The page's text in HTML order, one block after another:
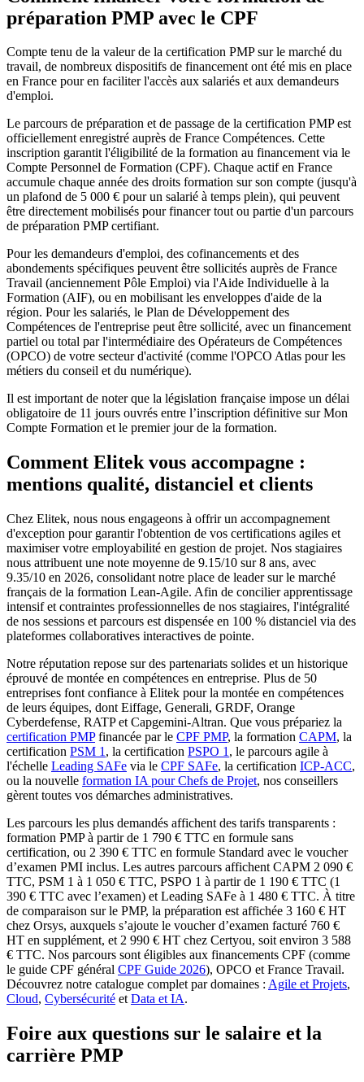
préparation PMP avec le CPF
Compte tenu de la valeur de la certification PMP sur le marché du
travail, de nombreux dispositifs de financement ont été mis en place
en France pour en faciliter l'accès aux salariés et aux demandeurs
d'emploi.
Le parcours de préparation et de passage de la certification PMP est
officiellement enregistré auprès de France Compétences. Cette
inscription garantit l'éligibilité de la formation au financement via le
Compte Personnel de Formation (CPF). Chaque actif en France
accumule chaque année des droits formation sur son compte (jusqu'à
un plafond de 5 000 € pour un salarié à temps plein), qui peuvent
être directement mobilisés pour financer tout ou partie d'un parcours
de préparation PMP certifiant.
Pour les demandeurs d'emploi, des cofinancements et des
abondements spécifiques peuvent être sollicités auprès de France
Travail (anciennement Pôle Emploi) via l'Aide Individuelle à la
Formation (AIF), ou en mobilisant les enveloppes d'aide de la
région. Pour les salariés, le Plan de Développement des
Compétences de l'entreprise peut être sollicité, avec un financement
partiel ou total par l'intermédiaire des Opérateurs de Compétences
(OPCO) de votre secteur d'activité (comme l'OPCO Atlas pour les
métiers du conseil et du numérique).
Il est important de noter que la législation française impose un délai
obligatoire de 11 jours ouvrés entre l’inscription définitive sur Mon
Compte Formation et le premier jour de la formation.
Comment Elitek vous accompagne :
mentions qualité, distanciel et clients
Chez Elitek, nous nous engageons à offrir un accompagnement
d'exception pour garantir l'obtention de vos certifications agiles et
maximiser votre employabilité en gestion de projet. Nos stagiaires
nous attribuent une note moyenne de 9.15/10 sur 8 ans, avec
9.35/10 en 2026, consolidant notre place de leader sur le marché
français de la formation Lean-Agile. Afin de concilier apprentissage
intensif et contraintes professionnelles de nos stagiaires, l'intégralité
de nos sessions et parcours est dispensée en 100 % distanciel via des
plateformes collaboratives interactives de pointe.
Notre réputation repose sur des partenariats solides et un historique
éprouvé de montée en compétences en entreprise. Plus de 50
entreprises font confiance à Elitek pour la montée en compétences
de leurs équipes, dont Eiffage, Generali, GRDF, Orange
Cyberdefense, RATP et Capgemini-Altran. Que vous prépariez la
certification PMPfinancée par le CPF PMP, la formation CAPM, la
certification PSM 1 , la certification PSPO 1 , le parcours agile à
l'échelle Leading SAFe via le CPF SAFe, la certification ICP-ACC,
ou la nouvelle formation IA pour Chefs de Projet, nos conseillers
gèrent toutes vos démarches administratives.
Les parcours les plus demandés affichent des tarifs transparents :
formation PMP à partir de 1 790 € TTC en formule sans
certification, ou 2 390 € TTC en formule Standard avec le voucher
d’examen PMI inclus. Les autres parcours affichent CAPM 2 090 €
TTC, PSM 1 à 1 050 € TTC, PSPO 1 à partir de 1 190 € TTC (1
390 € TTC avec l’examen) et Leading SAFe à 1 480 € TTC. À titre
de comparaison sur le PMP, la préparation est affichée 3 160 € HT
chez Orsys, auxquels s’ajoute le voucher d’examen facturé 760 €
HT en supplément, et 2 990 € HT chez Certyou, soit environ 3 588
€ TTC. Nos parcours sont éligibles aux financements CPF (comme
le guide CPF général CPF Guide 2026), OPCO et France Travail.
Découvrez notre catalogue complet par domaines : Agile et Projets,
Cloud, Cybersécurité et Data et IA.
Foire aux questions sur le salaire et la
carrière PMP